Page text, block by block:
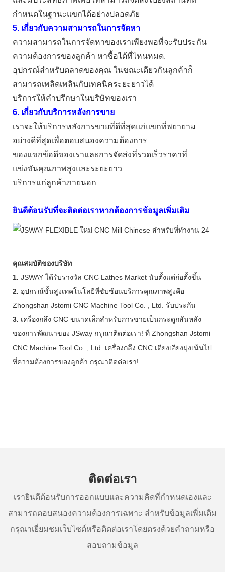
กำหนดในฐานะแขกได้อย่างปลอดภัย
5. เกี่ยวกับความสามารถในการจัดหา
ความสามารถในการจัดหาของเราเพียงพอที่จะรับประกัน
ความต้องการของลูกค้า หาซื้อได้ที่ไหนหมด.
อุปกรณ์สำหรับตลาดของคุณ ในขณะเดียวกันลูกค้าก็
สามารถเพลิดเพลินกับเทคนิคระยะยาวได้
บริการให้คำปรึกษาในบริษัทของเรา
6. เกี่ยวกับบริการหลังการขาย
เราจะให้บริการหลังการขายที่ดีที่สุดแก่แขกที่พยายาม
อย่างดีที่สุดเพื่อตอบสนองความต้องการ
ของแขกข้อดีของเราและการจัดส่งที่รวดเร็วราคาที่
แข่งขันคุณภาพสูงและระยะยาว
บริการแก่ลูกค้าภายนอก
ยินดีต้อนรับที่จะติดต่อเราหากต้องการข้อมูลเพิ่มเติม
คุณสมบัติของบริษัท
1. JSWAY ได้รับรางวัล CNC Lathes Market นับตั้งแต่ก่อตั้งขึ้น
2. อุปกรณ์ขั้นสูงเทคโนโลยีที่ซับซ้อนบริการคุณภาพสูงคือ
Zhongshan Jstomi CNC Machine Tool Co. , Ltd. รับประกัน
3. เครื่องกลึง CNC ขนาดเล็กสำหรับการขายเป็นกระดูกสันหลัง
ของการพัฒนาของ JSway กรุณาติดต่อเรา! ที่ Zhongshan Jstomi
CNC Machine Tool Co. , Ltd. เครื่องกลึง CNC เตียงเอียงมุ่งเน้นไป
ที่ความต้องการของลูกค้า กรุณาติดต่อเรา!
ติดต่อเรา
เรายินดีต้อนรับการออกแบบและความคิดที่กำหนดเองและ
สามารถตอบสนองความต้องการเฉพาะ สำหรับข้อมูลเพิ่มเติม
กรุณาเยี่ยมชมเว็บไซต์หรือติดต่อเราโดยตรงด้วยคำถามหรือ
สอบถามข้อมูล